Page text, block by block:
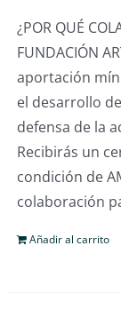
¿POR QUÉ
FUNDACIÓN
aportación
el desarrollo
defensa de la
Recibirás un
condición de
colaboración
Añadir al carrito